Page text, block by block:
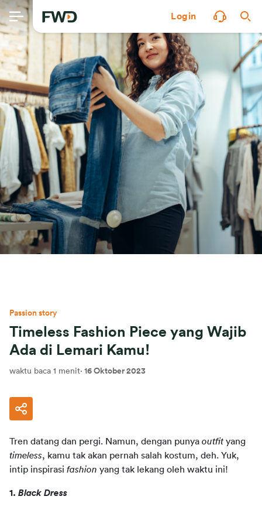
Login
Passion story
Timeless Fashion Piece yang Wajib
Ada di Lemari Kamu!
waktu baca 1 menit· 16 Oktober 2023
Tren datang dan pergi. Namun, dengan punya outfit
timeless, kamu tak akan pernah salah kostum, deh. Yuk,
intip inspirasi fashion yang tak lekang oleh waktu ini!
1. Black Dress